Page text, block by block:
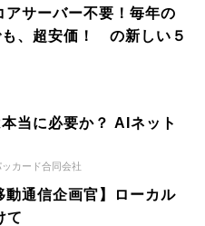
アサーバー不要！毎年の
、超安価！ の新しい５
当に必要か？ AIネット
カード合同会社
動通信企画官】ローカル
て